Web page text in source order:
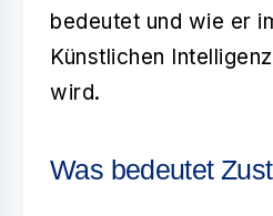
bedeutet und wie er
Künstlichen
wird.
Was bedeutet